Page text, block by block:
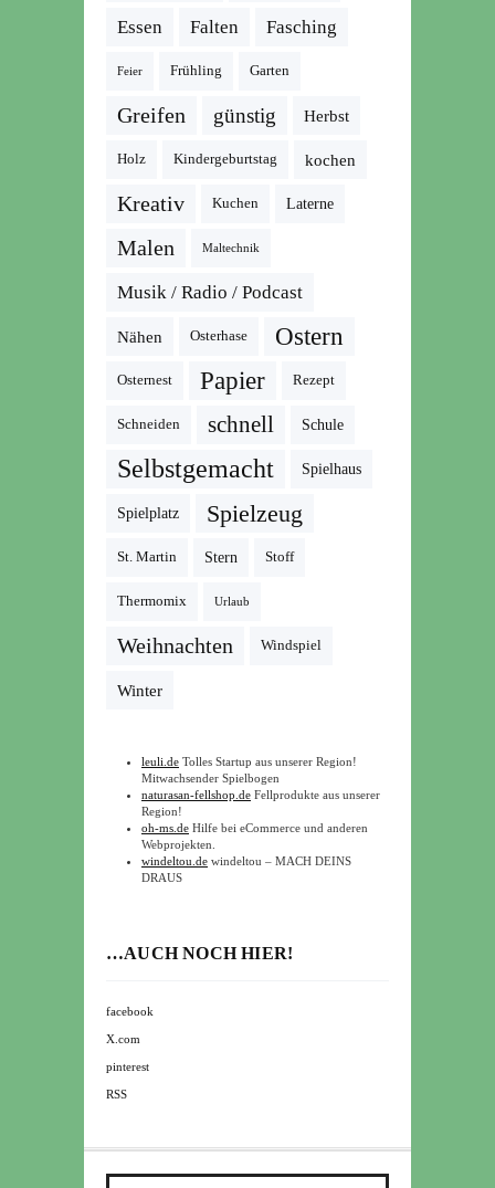
Essen Falten Fasching
Feier Frühling Garten
Greifen günstig Herbst
Holz Kindergeburtstag kochen
Kreativ Kuchen Laterne
Malen Maltechnik
Musik / Radio / Podcast
Nähen Osterhase Ostern
Osternest Papier Rezept
Schneiden schnell Schule
Selbstgemacht Spielhaus
Spielplatz Spielzeug
St. Martin Stern Stoff
Thermomix Urlaub
Weihnachten Windspiel
Winter
leuli.de Tolles Startup aus unserer Region!
Mitwachsender Spielbogen
naturasan-fellshop.de Fellprodukte aus unserer
Region!
oh-ms.de Hilfe bei eCommerce und anderen
Webprojekten.
windeltou.de windeltou – MACH DEINS
DRAUS
…AUCH NOCH HIER!
facebook
X.com
pinterest
RSS